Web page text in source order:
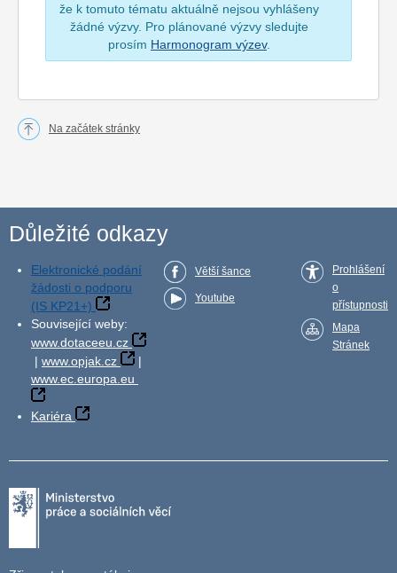
že k tomuto tématu aktuálně nejsou vyhlášeny
žádné výzvy. Pro plánované výzvy sledujte
prosím Harmonogram výzev.
Na začátek stránky
Důležité odkazy
Elektronické podání
žádosti o podporu
(IS KP21+)
Související weby:
www.dotaceeu.cz
| www.opjak.cz
|
www.ec.europa.eu
Kariéra
Větší šance
Youtube
Prohlášení
o
přístupnosti
Mapa
Stránek